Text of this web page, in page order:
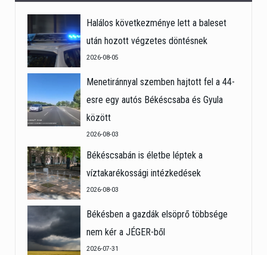
Halálos következménye lett a baleset
után hozott végzetes döntésnek
2026-08-05
Menetiránnyal szemben hajtott fel a 44-
esre egy autós Békéscsaba és Gyula
között
2026-08-03
Békéscsabán is életbe léptek a
víztakarékossági intézkedések
2026-08-03
Békésben a gazdák elsöprő többsége
nem kér a JÉGER-ből
2026-07-31